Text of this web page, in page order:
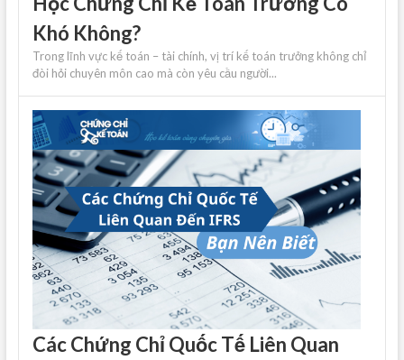
Khó Không?
Trong lĩnh vực kế toán – tài chính, vị trí kế toán trưởng không chỉ
đòi hỏi chuyên môn cao mà còn yêu cầu người...
Các Chứng Chỉ Quốc Tế Liên Quan